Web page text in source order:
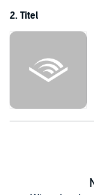
2. Titel